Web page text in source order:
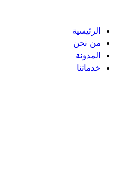
الرئيسية
من نحن
المدونة
خدماتنا